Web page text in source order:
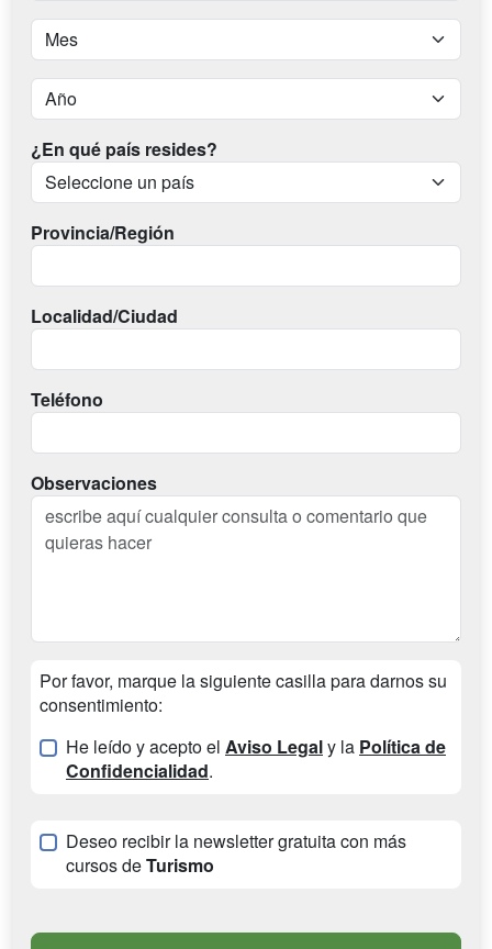
¿En qué país resides?
Provincia/Región
Localidad/Ciudad
Teléfono
Observaciones
Por favor, marque la siguiente casilla para darnos su
consentimiento:
He leído y acepto el Aviso Legaly la Política de
Confidencialidad.
Deseo recibir la newsletter gratuita con más
cursos deTurismo